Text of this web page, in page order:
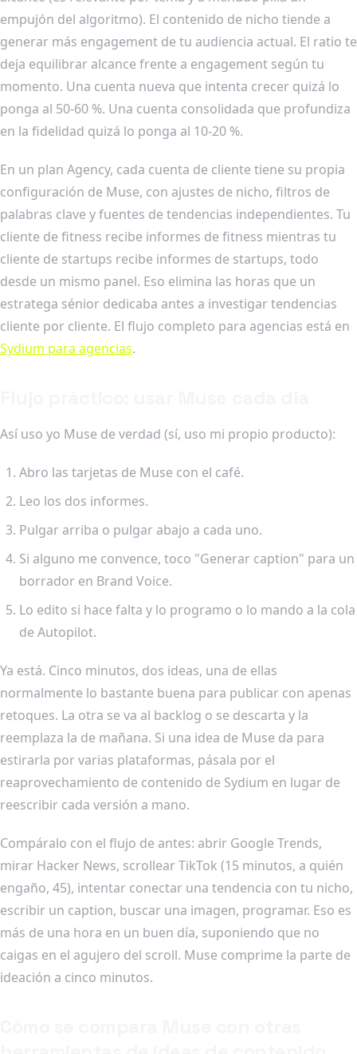
empujón del algoritmo). El contenido de nicho tiende a
generar más engagement de tu audiencia actual. El ratio te
deja equilibrar alcance frente a engagement según tu
momento. Una cuenta nueva que intenta crecer quizá lo
ponga al 50-60 %. Una cuenta consolidada que profundiza
en la fidelidad quizá lo ponga al 10-20 %.
En un plan Agency, cada cuenta de cliente tiene su propia
configuración de Muse, con ajustes de nicho, filtros de
palabras clave y fuentes de tendencias independientes. Tu
cliente de fitness recibe informes de fitness mientras tu
cliente de startups recibe informes de startups, todo
desde un mismo panel. Eso elimina las horas que un
estratega sénior dedicaba antes a investigar tendencias
cliente por cliente. El flujo completo para agencias está en
Sydium para agencias.
Así uso yo Muse de verdad (sí, uso mi propio producto):
Abro las tarjetas de Muse con el café.
Leo los dos informes.
Pulgar arriba o pulgar abajo a cada uno.
Si alguno me convence, toco "Generar caption" para un
borrador en Brand Voice.
Lo edito si hace falta y lo programo o lo mando a la cola
de Autopilot.
Ya está. Cinco minutos, dos ideas, una de ellas
normalmente lo bastante buena para publicar con apenas
retoques. La otra se va al backlog o se descarta y la
reemplaza la de mañana. Si una idea de Muse da para
estirarla por varias plataformas, pásala por el
reaprovechamiento de contenido de Sydium en lugar de
reescribir cada versión a mano.
Compáralo con el flujo de antes: abrir Google Trends,
mirar Hacker News, scrollear TikTok (15 minutos, a quién
engaño, 45), intentar conectar una tendencia con tu nicho,
escribir un caption, buscar una imagen, programar. Eso es
más de una hora en un buen día, suponiendo que no
caigas en el agujero del scroll. Muse comprime la parte de
ideación a cinco minutos.